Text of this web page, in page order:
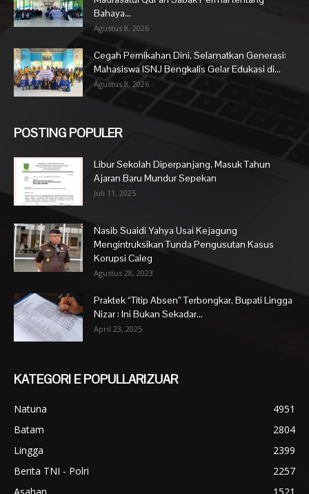
Bahaya...
Agustus 8, 2026
Cegah Pernikahan Dini, Selamatkan Generasi:
Mahasiswa ISNJ Bengkalis Gelar Edukasi di...
Agustus 8, 2026
POSTING POPULER
Libur Sekolah Diperpanjang, Masuk Tahun
Ajaran Baru Mundur Sepekan
Juli 11, 2025
Nasib Suaidi Yahya Usai Kejagung
Mengintruksikan Tunda Pengusutan Kasus
Korupsi Caleg
Agustus 28, 2023
Praktek “Titip Absen” Terbongkar, Bupati Lingga
Nizar : Ini Bukan Sekadar...
April 23, 2025
KATEGORI E POPULLARIZUAR
Natuna
4951
Batam
2804
Lingga
2399
Berita TNI - Polri
2257
Asahan
1521